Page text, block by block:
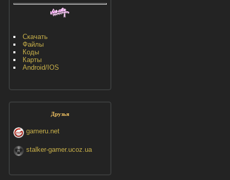
Скачать
Файлы
Коды
Карты
Android/IOS
Друзья
gameru.net
stalker-gamer.ucoz.ua